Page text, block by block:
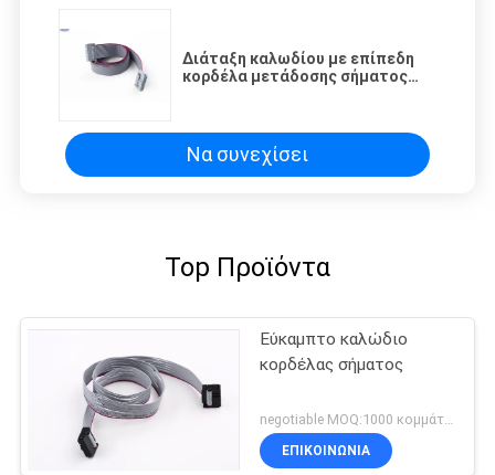
Διάταξη καλωδίου με επίπεδη
κορδέλα μετάδοσης σήματος
Να συνεχίσει
Top Προϊόντα
Εύκαμπτο καλώδιο
κορδέλας σήματος
negotiable MOQ:1000 κομμάτια
ΕΠΙΚΟΙΝΩΝΊΑ